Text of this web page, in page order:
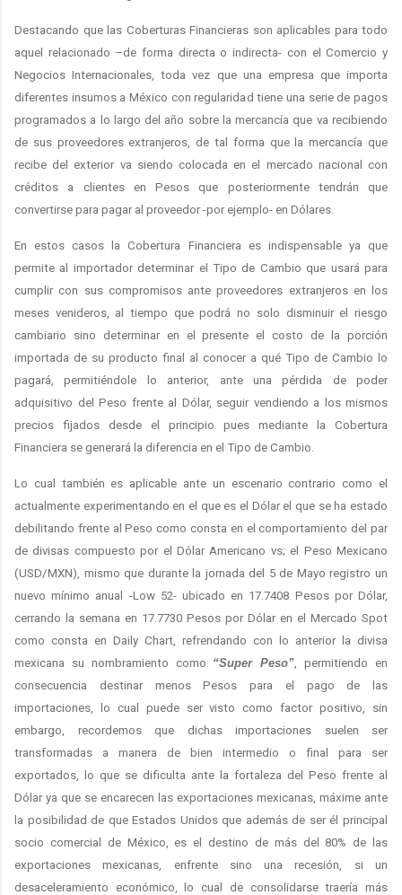
Destacando que las Coberturas Financieras son aplicables para todo
aquel relacionado –de forma directa o indirecta- con el Comercio y
Negocios Internacionales, toda vez que una empresa que importa
diferentes insumos a México con regularidad tiene una serie de pagos
programados a lo largo del año sobre la mercancía que va recibiendo
de sus proveedores extranjeros, de tal forma que la mercancía que
recibe del exterior va siendo colocada en el mercado nacional con
créditos a clientes en Pesos que posteriormente tendrán que
convertirse para pagar al proveedor -por ejemplo- en Dólares.
En estos casos la Cobertura Financiera es indispensable ya que
permite al importador determinar el Tipo de Cambio que usará para
cumplir con sus compromisos ante proveedores extranjeros en los
meses venideros, al tiempo que podrá no solo disminuir el riesgo
cambiario sino determinar en el presente el costo de la porción
importada de su producto final al conocer a qué Tipo de Cambio lo
pagará, permitiéndole lo anterior, ante una pérdida de poder
adquisitivo del Peso frente al Dólar, seguir vendiendo a los mismos
precios fijados desde el principio pues mediante la Cobertura
Financiera se generará la diferencia en el Tipo de Cambio.
Lo cual también es aplicable ante un escenario contrario como el
actualmente experimentando en el que es el Dólar el que se ha estado
debilitando frente al Peso como consta en el comportamiento del par
de divisas compuesto por el Dólar Americano vs; el Peso Mexicano
(USD/MXN), mismo que durante la jornada del 5 de Mayo registro un
nuevo mínimo anual -Low 52- ubicado en 17.7408 Pesos por Dólar,
cerrando la semana en 17.7730 Pesos por Dólar en el Mercado Spot
como consta en Daily Chart, refrendando con lo anterior la divisa
mexicana su nombramiento como “Super Peso” , permitiendo en
consecuencia destinar menos Pesos para el pago de las
importaciones, lo cual puede ser visto como factor positivo, sin
embargo, recordemos que dichas importaciones suelen ser
transformadas a manera de bien intermedio o final para ser
exportados, lo que se dificulta ante la fortaleza del Peso frente al
Dólar ya que se encarecen las exportaciones mexicanas, máxime ante
la posibilidad de que Estados Unidos que además de ser él principal
socio comercial de México, es el destino de más del 80% de las
exportaciones mexicanas, enfrente sino una recesión, si un
desaceleramiento económico, lo cual de consolidarse traería más